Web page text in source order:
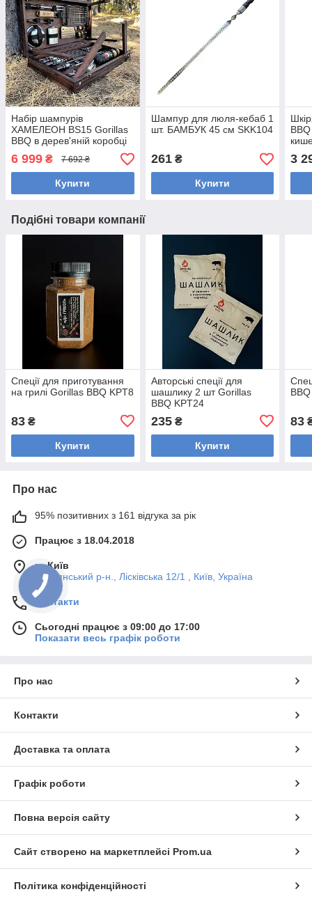
Набір шампурів
ХАМЕЛЕОН BS15 Gorillas
BBQ в дерев'яній коробці
6 999 ₴ 7 692 ₴
Купити
Шампур для люля-кебаб 1
шт. БАМБУК 45 см SKK104
261₴
Купити
3
Подібні товари компанії
Спеції для приготування
на грилі Gorillas BBQ KPT8
83 ₴
Купити
Авторські спеції для
шашлику 2 шт Gorillas
BBQ KPT24
235₴
Купити
83
Про нас
95% позитивних з 161 відгука за рік
Працює з 18.04.2018
м. Київ
Деснянський р-н., Лісківська 12/1 , Київ, Україна
Контакти
Сьогодні працює з 09:00 до 17:00
Показати весь графік роботи
Про нас
Контакти
Доставка та оплата
Графік роботи
Повна версія сайту
Сайт створено на маркетплейсі Prom.ua
Політика конфіденційності